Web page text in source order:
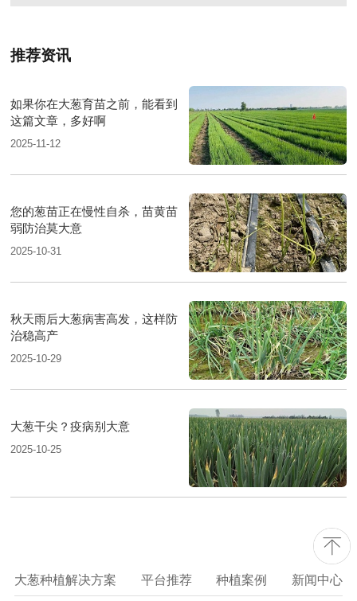
推荐资讯
如果你在大葱育苗之前，能看到
这篇文章，多好啊
2025-11-12
您的葱苗正在慢性自杀，苗黄苗
弱防治莫大意
2025-10-31
秋天雨后大葱病害高发，这样防
治稳高产
2025-10-29
大葱干尖？疫病别大意
2025-10-25
大葱种植解决方案 平台推荐 种植案例 新闻中心